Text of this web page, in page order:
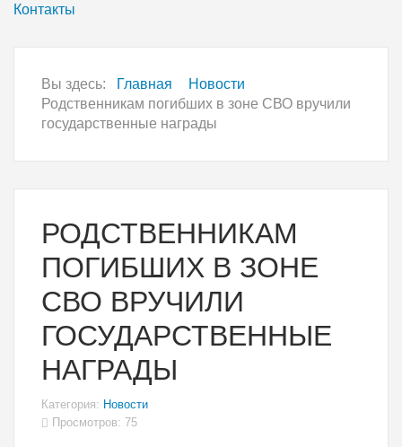
Контакты
Вы здесь: Главная
Новости
Родственникам погибших в зоне СВО вручили
государственные награды
РОДСТВЕННИКАМ
ПОГИБШИХ В ЗОНЕ
СВО ВРУЧИЛИ
ГОСУДАРСТВЕННЫЕ
НАГРАДЫ
Категория: Новости
Просмотров: 75